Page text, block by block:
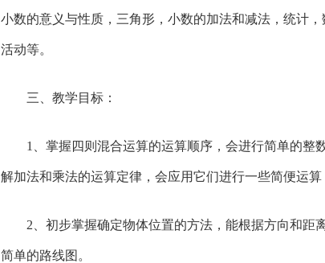
小数的意义与性质，三角形，小数的加法和减法，统计
活动等。
三、教学目标：
1、掌握四则混合运算的运算顺序，会进行简单的整
解加法和乘法的运算定律，会应用它们进行一些简便运算
2、初步掌握确定物体位置的方法，能根据方向和距
简单的路线图。